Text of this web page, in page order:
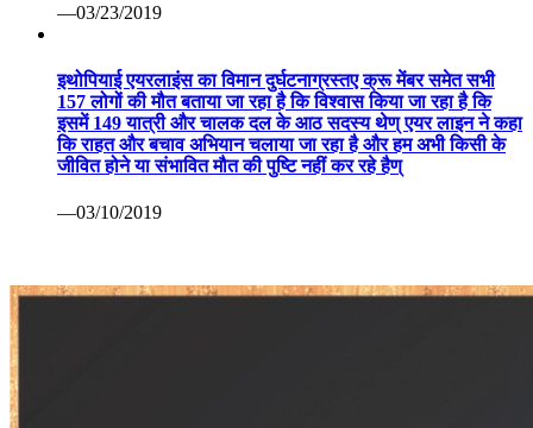
—03/23/2019
इथोपियाई एयरलाइंस का विमान दुर्घटनाग्रस्तए क्रू मेंबर समेत सभी
157 लोगों की मौत बताया जा रहा है कि विश्वास किया जा रहा है कि
इसमें 149 यात्री और चालक दल के आठ सदस्य थेण् एयर लाइन ने कहा
कि राहत और बचाव अभियान चलाया जा रहा है और हम अभी किसी के
जीवित होने या संभावित मौत की पुष्टि नहीं कर रहे हैण्
—03/10/2019